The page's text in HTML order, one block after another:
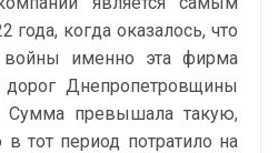
когда оказалось, что
именно эта фирма
Днепропетровщины
Сумма превышала такую,
в тот период потратило на